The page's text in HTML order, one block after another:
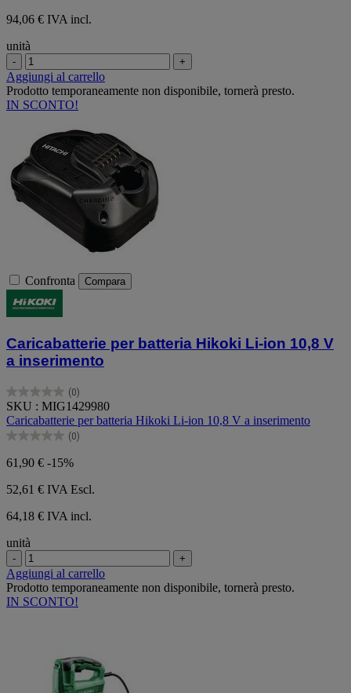
94,06 € IVA incl.
unità
- +
Aggiungi al carrello
Prodotto temporaneamente non disponibile, tornerà presto.
IN SCONTO!
Confronta Compara
Caricabatterie per batteria Hikoki Li-ion 10,8 V
a inserimento
(0)
0.0
su
5
stelle.
SKU : MIG1429980
Caricabatterie per batteria Hikoki Li-ion 10,8 V a inserimento
(0)
0.0
su
5
stelle.
61,90 € -15%
52,61 € IVA Escl.
64,18 € IVA incl.
unità
- +
Aggiungi al carrello
Prodotto temporaneamente non disponibile, tornerà presto.
IN SCONTO!